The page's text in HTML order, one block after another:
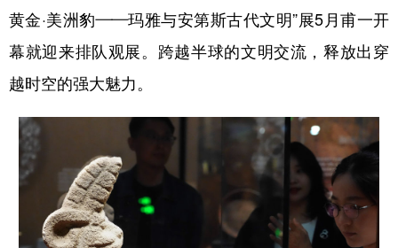
黄金·美洲豹——玛雅与安第斯古代文明”展5月甫一开
幕就迎来排队观展。跨越半球的文明交流，释放出穿
越时空的强大魅力。